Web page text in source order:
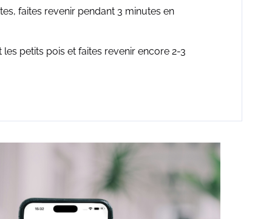
faites revenir pendant 3 minutes en
petits pois et faites revenir encore 2-3